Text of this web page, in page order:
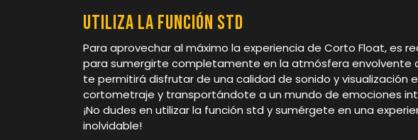
Utiliza la función std
Para aprovechar al máximo la experiencia de Corto Float, es
para sumergirte completamente en la atmósfera envolvente
te permitirá disfrutar de una calidad de sonido y visualización
cortometraje y transportándote a un mundo de emociones
¡No dudes en utilizar la función std y sumérgete en una
inolvidable!